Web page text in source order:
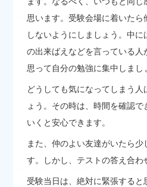
思います。受験会場に着いたら
しないようにしましょう。中に
の出来ばえなどを言っている人
思って自分の勉強に集中しまし
どうしても気になってしまう人
ょう。その時は、時間を確認
いくと安心できます。
また、仲のよい友達がいたら少
す。しかし、テストの答え合わ
受験当日は、絶対に緊張すると